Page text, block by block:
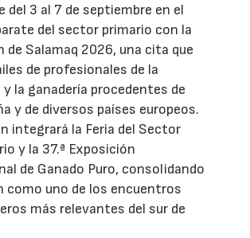
del 3 al 7 de septiembre en el
del sector primario con la
de Salamaq 2026, una cita que
de profesionales de la
la ganadería procedentes de
y de diversos países europeos.
integrará la Feria del Sector
y la 37.ª Exposición
de Ganado Puro, consolidando
como uno de los encuentros
más relevantes del sur de